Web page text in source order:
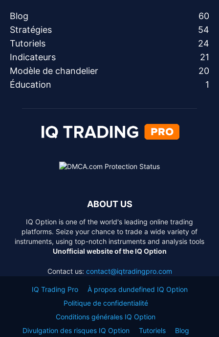
Blog
60
Stratégies
54
Tutoriels
24
Indicateurs
21
Modèle de chandelier
20
Éducation
1
ABOUT US
IQ Option is one of the world's leading online trading
platforms. Seize your chance to trade a wide variety of
instruments, using top-notch instruments and analysis tools
Unofficial website of the IQ Option
Contact us: contact@iqtradingpro.com
IQ Trading Pro
À propos dundefined IQ Option
Politique de confidentialité
Conditions générales IQ Option
Divulgation des risques IQ Option
Tutoriels Blog